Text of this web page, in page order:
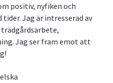
positiv, nyfiken och
Jag är intresserad av
Jag ser fram emot att